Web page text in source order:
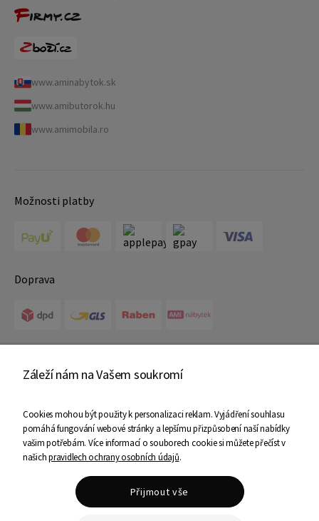
www.aminabytok.sk
www.amibutorok.hu
www.amimobila.ro
Možnosti platby
Doprava
Shoper Premium
Záleží nám na Vašem soukromí
Cookies mohou být použity k personalizaci reklam. Vyjádření souhlasu
pomáhá fungování webové stránky a lepšímu přizpůsobení naší nabídky
vašim potřebám. Více informací o souborech cookie si můžete přečíst v
našichpravidlech ochrany osobních údajů.
Přijmout vše